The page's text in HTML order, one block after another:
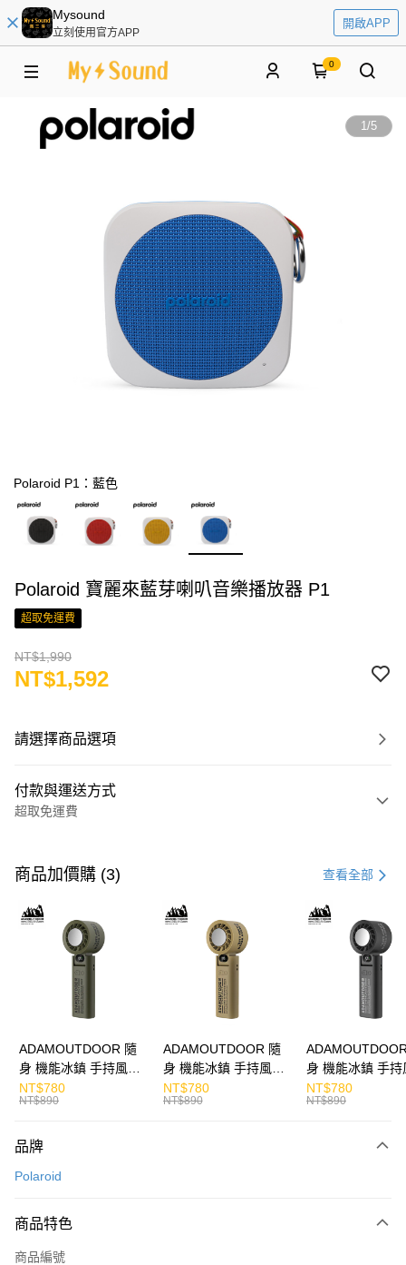
Mysound
立刻使用官方APP
開啟APP
0
1/5
Polaroid P1：藍色
Polaroid 寶麗來藍芽喇叭音樂播放器 P1
超取免運費
NT$1,990
NT$1,592
請選擇商品選項
付款與運送方式
超取免運費
信用卡一次付款
LINE Pay
Apple Pay
運送方式
免運費
付款後7-11取貨
宅配
每筆NT$130，滿NT$399(含以上)免運費
商品加價購 (3) 查看全部
ADAMOUTDOOR 隨
身 機能冰鎮 手持風扇
掛繩
NT$780
NT$890
ADAMOUTDOOR 隨
身 機能冰鎮 手持風扇
掛繩
NT$780
NT$890
身 機能冰鎮 手持
掛繩
NT$780
NT$890
品牌
Polaroid
商品特色
商品編號